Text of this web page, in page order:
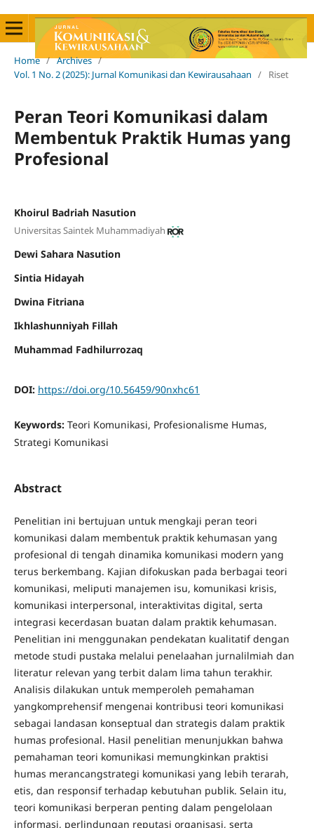
Home / Archives /
Vol. 1 No. 2 (2025): Jurnal Komunikasi dan Kewirausahaan / Riset
Peran Teori Komunikasi dalam
Membentuk Praktik Humas yang
Profesional
Khoirul Badriah Nasution
Universitas Saintek Muhammadiyah
Dewi Sahara Nasution
Sintia Hidayah
Dwina Fitriana
Ikhlashunniyah Fillah
Muhammad Fadhilurrozaq
DOI: https://doi.org/10.56459/90nxhc61
Keywords: Teori Komunikasi, Profesionalisme Humas,
Strategi Komunikasi
Abstract
Penelitian ini bertujuan untuk mengkaji peran teori
komunikasi dalam membentuk praktik kehumasan yang
profesional di tengah dinamika komunikasi modern yang
terus berkembang. Kajian difokuskan pada berbagai teori
komunikasi, meliputi manajemen isu, komunikasi krisis,
komunikasi interpersonal, interaktivitas digital, serta
integrasi kecerdasan buatan dalam praktik kehumasan.
Penelitian ini menggunakan pendekatan kualitatif dengan
metode studi pustaka melalui penelaahan jurnalilmiah dan
literatur relevan yang terbit dalam lima tahun terakhir.
Analisis dilakukan untuk memperoleh pemahaman
yangkomprehensif mengenai kontribusi teori komunikasi
sebagai landasan konseptual dan strategis dalam praktik
humas profesional. Hasil penelitian menunjukkan bahwa
pemahaman teori komunikasi memungkinkan praktisi
humas merancangstrategi komunikasi yang lebih terarah,
etis, dan responsif terhadap kebutuhan publik. Selain itu,
teori komunikasi berperan penting dalam pengelolaan
informasi, perlindungan reputasi organisasi, serta